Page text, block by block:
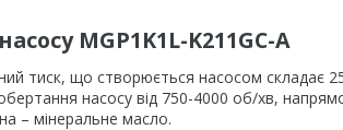
MGP1K1L-K211GC-A
тиск, що створюється насосом складає
насосу від 750-4000 об/хв,
– мінеральне масло.